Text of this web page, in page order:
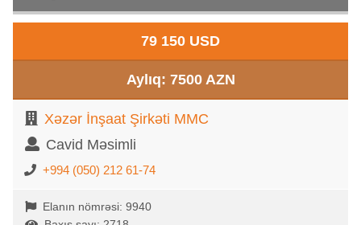
79 150 USD
Aylıq: 7500 AZN
Xəzər İnşaat Şirkəti MMC
Cavid Məsimli
+994 (050) 212 61-74
Elanın nömrəsi: 9940